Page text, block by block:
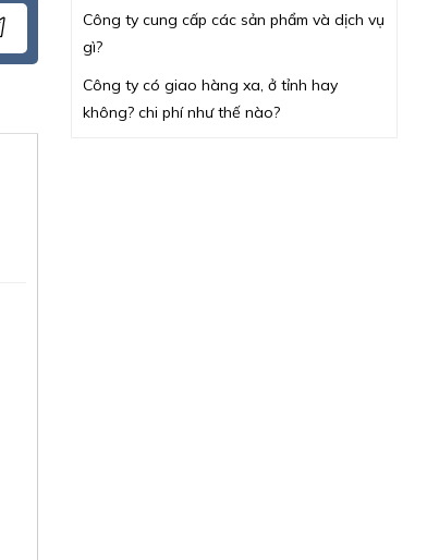
Công ty cung cấp các sản phẩm và dịch vụ
gì?
Công ty có giao hàng xa, ở tỉnh hay
không? chi phí như thế nào?